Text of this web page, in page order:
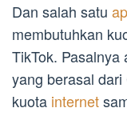
Dan salah satu
membutuhkan
TikTok.
yang berasal
kuota internet